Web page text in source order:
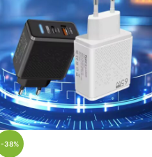
-38%